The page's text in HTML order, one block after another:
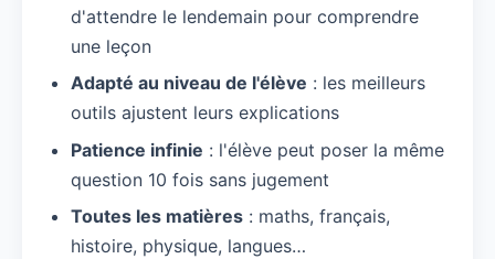
d'attendre le lendemain pour comprendre
une leçon
Adapté au niveau de l'élève : les meilleurs
outils ajustent leurs explications
Patience infinie : l'élève peut poser la même
question 10 fois sans jugement
Toutes les matières : maths, français,
histoire, physique, langues…